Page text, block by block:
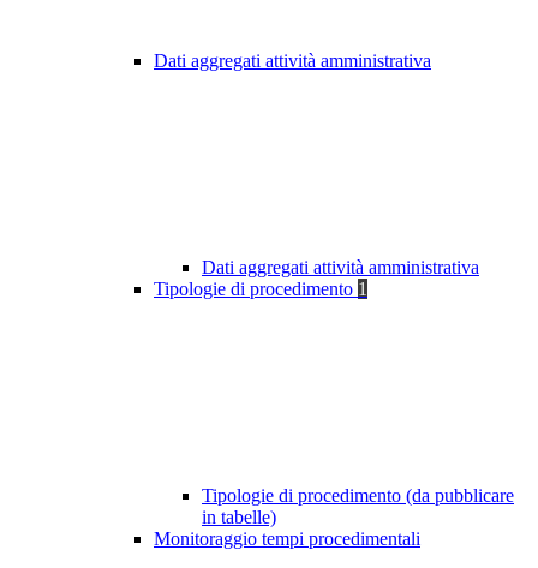
Dati aggregati attività amministrativa
Dati aggregati attività amministrativa
Tipologie di procedimento 1
Tipologie di procedimento (da pubblicare
in tabelle)
Monitoraggio tempi procedimentali